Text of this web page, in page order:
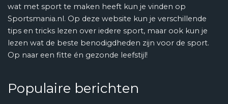
wat met sport te maken heeft kun je vinden op
Sportsmania.nl. Op deze website kun je verschillende
tips en tricks lezen over iedere sport, maar ook kun je
lezen wat de beste benodigdheden zijn voor de sport.
Op naar een fitte én gezonde leefstijl!
Populaire berichten